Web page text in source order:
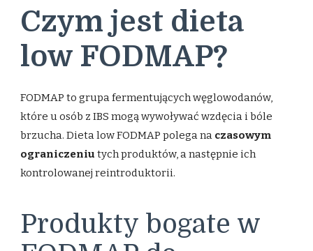
Czym jest dieta
low FODMAP?
FODMAP to grupa fermentujących węglowodanów,
które u osób z IBS mogą wywoływać wzdęcia i bóle
brzucha. Dieta low FODMAP polega na czasowym
ograniczeniu tych produktów, a następnie ich
kontrolowanej reintroduktorii.
Produkty bogate w